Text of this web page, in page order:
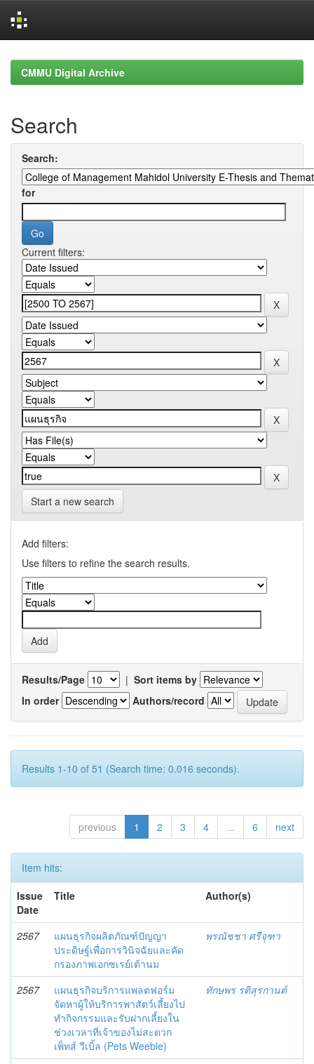
navigationCMMU Digital Archive
Search
Search:
for
Current filters:
Start a new search
Add filters:
Use filters to refine the search results.
Results/Page | Sort items by
In order
Authors/record
Results 1-10 of 51 (Search time: 0.016 seconds).
previous 1 2 3 4 ... 6 next
Item hits:
Issue
Date
Title Author(s)
2567
แผนธุรกิจผลิตภัณฑ์ปัญญา
ประดิษฐ์เพื่อการวินิจฉัยและคัด
กรองภาพเอกซเรย์เต้านม
พรณัชชา ศรีจุฑา
2567
แผนธุรกิจบริการแพลตฟอร์ม
จัดหาผู้ให้บริการพาสัตว์เลี้ยงไป
ทำกิจกรรมและรับฝากเลี้ยงใน
ช่วงเวลาที่เจ้าของไม่สะดวก
เพ็ทส์ วีเบิ้ล (Pets Weeble)
ทักษพร รติสุรกานต์